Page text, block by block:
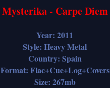
Mysterika - Carpe Diem
Year: 2011
Style: Heavy Metal
Country: Spain
Format: Flac+Cue+Log+Covers
Size: 267mb